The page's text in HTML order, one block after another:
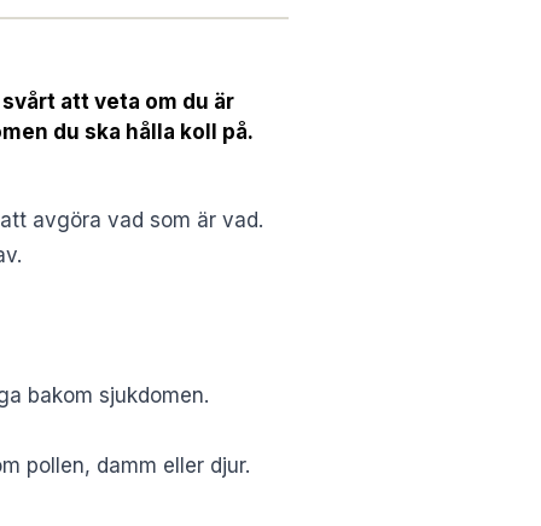
att veta om du är
du ska hålla koll på.
avgöra vad som är vad.
bakom sjukdomen.
pollen, damm eller djur.